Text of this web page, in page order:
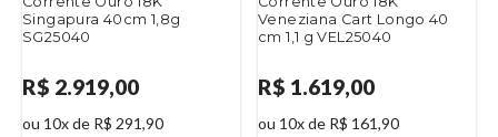
Singapura 40cm 1,8g
SG25040
R$ 2.919,00
ou 10x de R$ 291,90
Veneziana Cart Longo 40
cm 1,1 g VEL25040
R$ 1.619,00
ou 10x de R$ 161,90